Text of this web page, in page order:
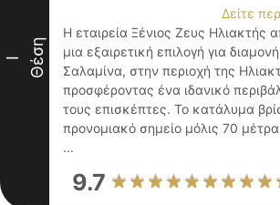
I Θέση
Δείτε
Η εταιρεία Ξένιος Ζευς Ηλιακτής
μια εξαιρετική επιλογή για
Σαλαμίνα, στην περιοχή της
προσφέροντας ένα ιδανικό
τους επισκέπτες. Το κατάλυμα
προνομιακό σημείο μόλις 70
...
9.7